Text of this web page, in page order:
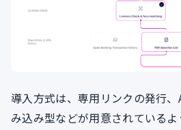
導入方式は、専用リンクの発行
み込み型などが用意されているよ